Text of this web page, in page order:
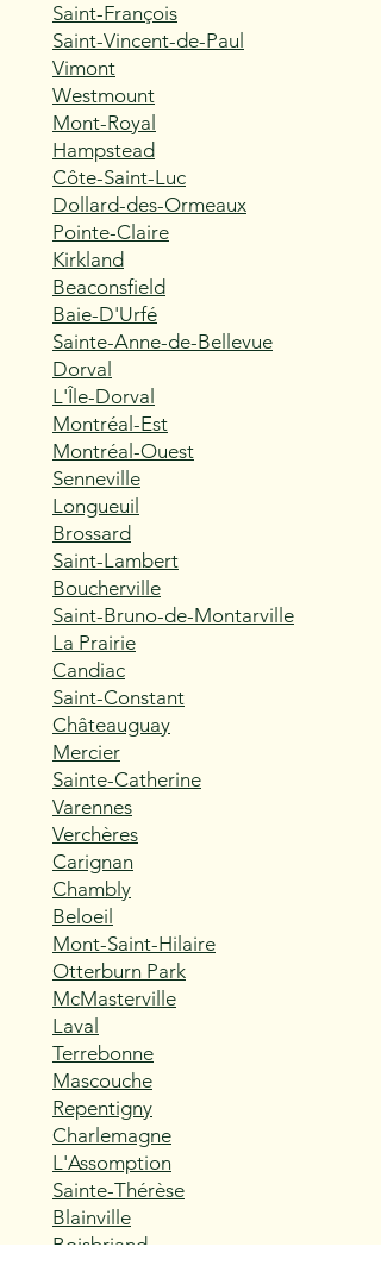
Saint-François
Saint-Vincent-de-Paul
Vimont
Westmount
Mont-Royal
Hampstead
Côte-Saint-Luc
Dollard-des-Ormeaux
Pointe-Claire
Kirkland
Beaconsfield
Baie-D'Urfé
Sainte-Anne-de-Bellevue
Dorval
L'Île-Dorval
Montréal-Est
Montréal-Ouest
Senneville
Longueuil
Brossard
Saint-Lambert
Boucherville
Saint-Bruno-de-Montarville
La Prairie
Candiac
Saint-Constant
Châteauguay
Mercier
Sainte-Catherine
Varennes
Verchères
Carignan
Chambly
Beloeil
Mont-Saint-Hilaire
Otterburn Park
McMasterville
Laval
Terrebonne
Mascouche
Repentigny
Charlemagne
L'Assomption
Sainte-Thérèse
Blainville
Boisbriand